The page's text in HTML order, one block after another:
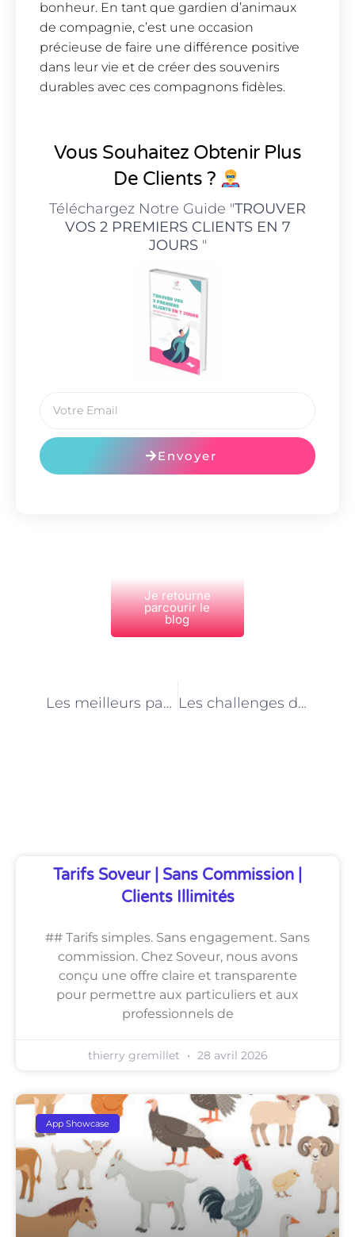
bonheur. En tant que gardien d’animaux
de compagnie, c’est une occasion
précieuse de faire une différence positive
dans leur vie et de créer des souvenirs
durables avec ces compagnons fidèles.
Vous Souhaitez Obtenir Plus
De Clients ?
Téléchargez Notre Guide "TROUVER
VOS 2 PREMIERS CLIENTS EN 7
JOURS"
Envoyer
Je retourne
parcourir le
blog
Les meilleurs parcs et espaces verts pour les promenades avec les animaux à Paris Les challenges du métier de garde d’animaux de compagnie à Paris en période de pandémie
Tarifs Soveur | Sans Commission |
Clients Illimités
## Tarifs simples. Sans engagement. Sans
commission. Chez Soveur, nous avons
conçu une offre claire et transparente
pour permettre aux particuliers et aux
professionnels de
thierry gremillet 28 avril 2026
App Showcase